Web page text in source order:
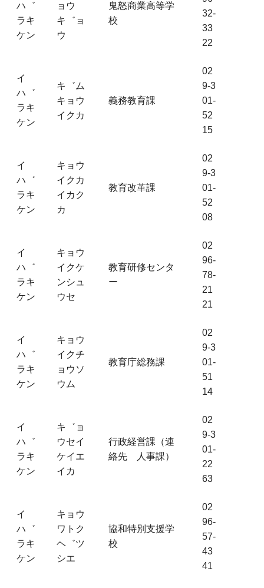
ハ゛
ラキ
ケン
ョウ
キ゛ョ
ウ
鬼怒商業高等学
校
32-
33
22
イ
ハ゛
ラキ
ケン
キ゛ム
キョウ
イクカ
義務教育課
02
9-3
01-
52
15
イ
ハ゛
ラキ
ケン
キョウ
イクカ
イカク
カ
教育改革課
02
9-3
01-
52
08
イ
ハ゛
ラキ
ケン
キョウ
イクケ
ンシュ
ウセ
教育研修センタ
ー
02
96-
78-
21
21
イ
ハ゛
ラキ
ケン
キョウ
イクチ
ョウソ
ウム
教育庁総務課
02
9-3
01-
51
14
イ
ハ゛
ラキ
ケン
キ゛ョ
ウセイ
ケイエ
イカ
行政経営課（連
絡先 人事課）
02
9-3
01-
22
63
イ
ハ゛
ラキ
ケン
キョウ
ワトク
ヘ゛ツ
シエ
協和特別支援学
校
02
96-
57-
43
41